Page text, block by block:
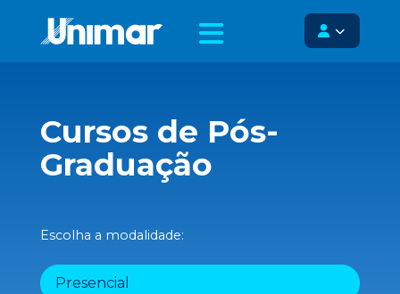
Cursos de Pós-
Graduação
Escolha a modalidade:
Presencial